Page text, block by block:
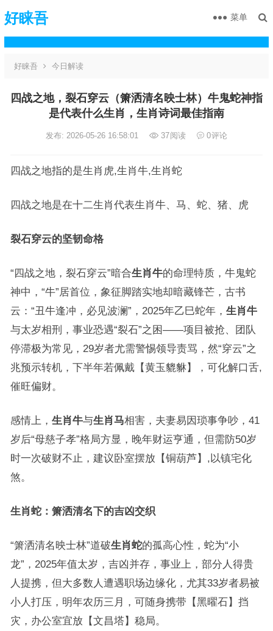
好睐吾 菜单
好睐吾 今日解读
四战之地，裂石穿云（箫洒清名映士林）牛鬼蛇神指
是代表什么生肖，生肖诗词最佳指南
发布: 2026-05-26 16:58:01 37阅读 0评论
四战之地指的是生肖虎,生肖牛,生肖蛇
四战之地是在十二生肖代表生肖牛、马、蛇、猪、虎
裂石穿云的坚韧命格
“四战之地，裂石穿云”暗合生肖牛的命理特质，牛鬼蛇
神中，“牛”居首位，象征脚踏实地却暗藏锋芒，古书
云：“丑牛逢冲，必见波澜”，2025年乙巳蛇年， 生肖牛
与太岁相刑，事业恐遇“裂石”之困——项目被抢、团队
停滞极为常见，29岁者尤需警惕领导责骂，然“穿云”之
兆预示转机，下半年若佩戴【黄玉貔貅】，可化解口舌,
催旺偏财。
感情上， 生肖牛与生肖马相害，夫妻易因琐事争吵，41
岁后“母慈子孝”格局方显，晚年财运亨通，但需防50岁
时一次破财不止，建议卧室摆放【铜葫芦】,以镇宅化
煞。
生肖蛇：箫洒清名下的吉凶交织
“箫洒清名映士林”道破生肖蛇的孤高心性，蛇为“小
龙”，2025年值太岁，吉凶并存，事业上，部分人得贵
人提携，但大多数人遭遇职场边缘化，尤其33岁者易被
小人打压，明年农历三月，可随身携带【黑曜石】挡
灾，办公室宜放【文昌塔】稳局。